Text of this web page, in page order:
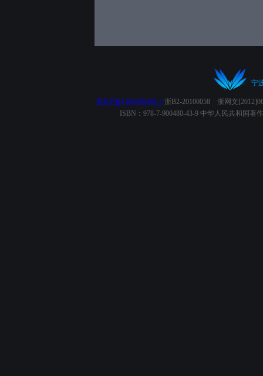
宁
浙ICP备12002994号-1 浙B2-20100058 浙网文
ISBN：978-7-900480-43-9 中华人民共和国